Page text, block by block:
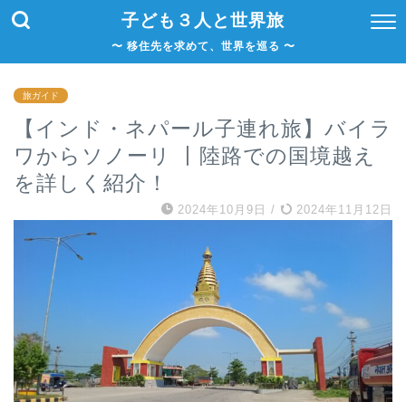
子ども３人と世界旅
〜 移住先を求めて、世界を巡る 〜
旅ガイド
【インド・ネパール子連れ旅】バイラ
ワからソノーリ 丨陸路での国境越え
を詳しく紹介！
2024年10月9日 / 2024年11月12日